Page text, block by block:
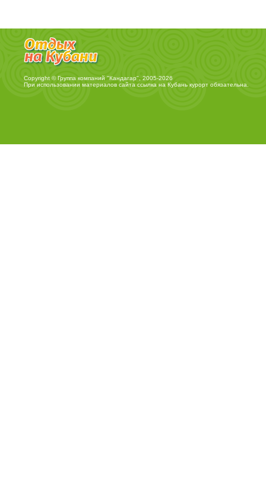
Copyright © Группа компаний "Кандагар", 2005-2026
При использовании материалов сайта ссылка на Кубань курортобязательна.